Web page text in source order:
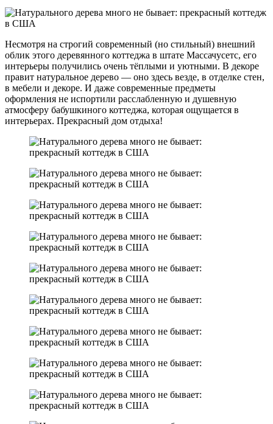
Несмотря на строгий современный (но стильный) внешний
облик этого деревянного коттеджа в штате Массачусетс, его
интерьеры получились очень тёплыми и уютными. В декоре
правит натуральное дерево — оно здесь везде, в отделке стен,
в мебели и декоре. И даже современные предметы
оформления не испортили расслабленную и душевную
атмосферу бабушкиного коттеджа, которая ощущается в
интерьерах. Прекрасный дом отдыха!